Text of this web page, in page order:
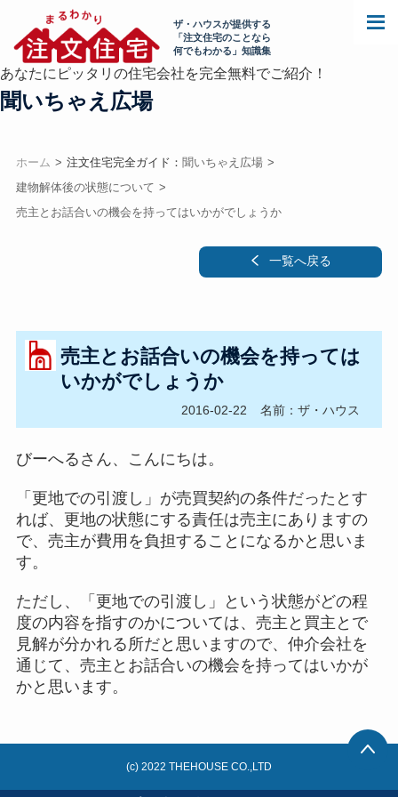
ザ・ハウスが提供する
「注文住宅のことなら
何でもわかる」知識集
あなたにピッタリの住宅会社を完全無料でご紹介！
聞いちゃえ広場
ホーム 注文住宅完全ガイド： 聞いちゃえ広場
建物解体後の状態について
売主とお話合いの機会を持ってはいかがでしょうか
一覧へ戻る
売主とお話合いの機会を持っては
いかがでしょうか
2016-02-22 名前：ザ・ハウス
びーへるさん、こんにちは。
「更地での引渡し」が売買契約の条件だったとす
れば、更地の状態にする責任は売主にありますの
で、売主が費用を負担することになるかと思いま
す。
ただし、「更地での引渡し」という状態がどの程
度の内容を指すのかについては、売主と買主とで
見解が分かれる所だと思いますので、仲介会社を
通じて、売主とお話合いの機会を持ってはいかが
かと思います。
(c) 2022 THEHOUSE CO.,LTD